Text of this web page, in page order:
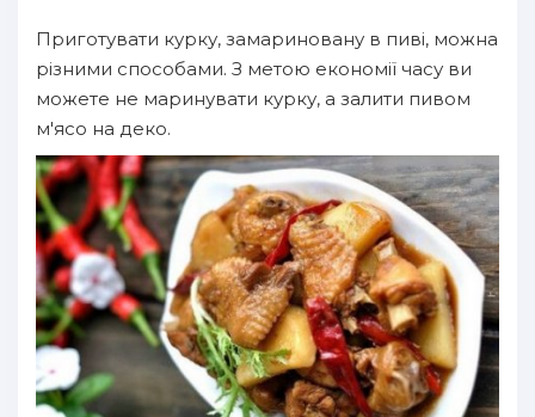
Приготувати курку, замариновану в пиві, можна
різними способами. З метою економії часу ви
можете не маринувати курку, а залити пивом
м'ясо на деко.